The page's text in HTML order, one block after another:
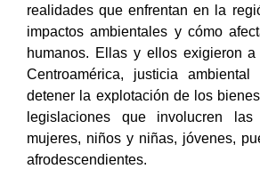
realidades que enfrentan en la
impactos ambientales y cómo
humanos. Ellas y ellos exigieron
Centroamérica, justicia
detener la explotación de los
legislaciones que involucren
mujeres, niños y niñas, jóvenes,
afrodescendientes.